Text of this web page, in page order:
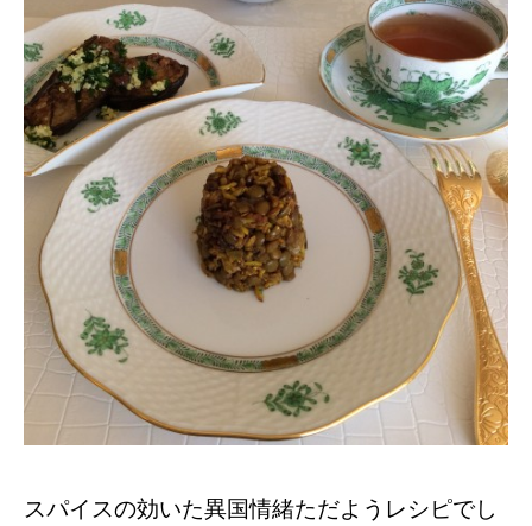
スパイスの効いた異国情緒ただようレシピでし